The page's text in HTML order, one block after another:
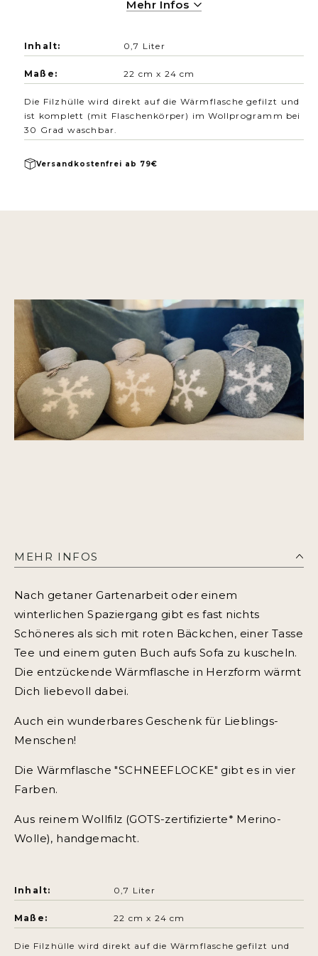
kuscheln. Die entzückende Wärmflasche in
wunderbares Geschenk für Lieblings-
gibt es in vier Farben.
Mehr Infos
Inhalt: 0,7 Liter
Maße: 22 cm x 24 cm
Die Filzhülle wird direkt auf die Wärmflasche gefilzt und
ist komplett (mit Flaschenkörper) im Wollprogramm bei
30 Grad waschbar.
Versandkostenfrei ab 79€
MEHR INFOS
Nach getaner Gartenarbeit oder einem
winterlichen Spaziergang gibt es fast nichts
Schöneres als sich mit roten Bäckchen, einer Tasse
Tee und einem guten Buch aufs Sofa zu kuscheln.
Die entzückende Wärmflasche in Herzform wärmt
Dich liebevoll dabei.
Auch ein wunderbares Geschenk für Lieblings-
Menschen!
Die Wärmflasche "SCHNEEFLOCKE" gibt es in vier
Farben.
Aus reinem Wollfilz (GOTS-zertifizierte* Merino-
Wolle), handgemacht.
Inhalt: 0,7 Liter
Maße: 22 cm x 24 cm
Die Filzhülle wird direkt auf die Wärmflasche gefilzt und